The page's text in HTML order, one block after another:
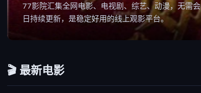
77影院汇集全网电影、电视剧、综艺、动漫，无需
日持续更新，是稳定好用的线上观影平台。
🎬 最新电影